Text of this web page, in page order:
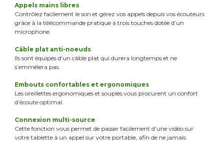
Appels mains libres
Contrôlez facilement le son et gérez vos appels depuis vos écouteurs
grâce à la télécommande pratique à trois touches dotée d’un
microphone.
Câble plat anti-noeuds
Ils sont équipés d’un câble plat qui durera longtemps et ne
s’emmêlera pas.
Embouts confortables et ergonomiques
Les oreillettes ergonomiques et souples vous procurent un confort
d’écoute optimal.
Connexion multi-source
Cette fonction vous permet de passer facilement d’une vidéo sur
votre tablette à un appel sur votre portable, afin de ne jamais